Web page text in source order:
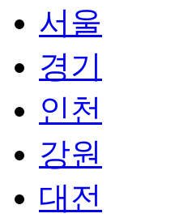
서울
경기
인천
강원
대전